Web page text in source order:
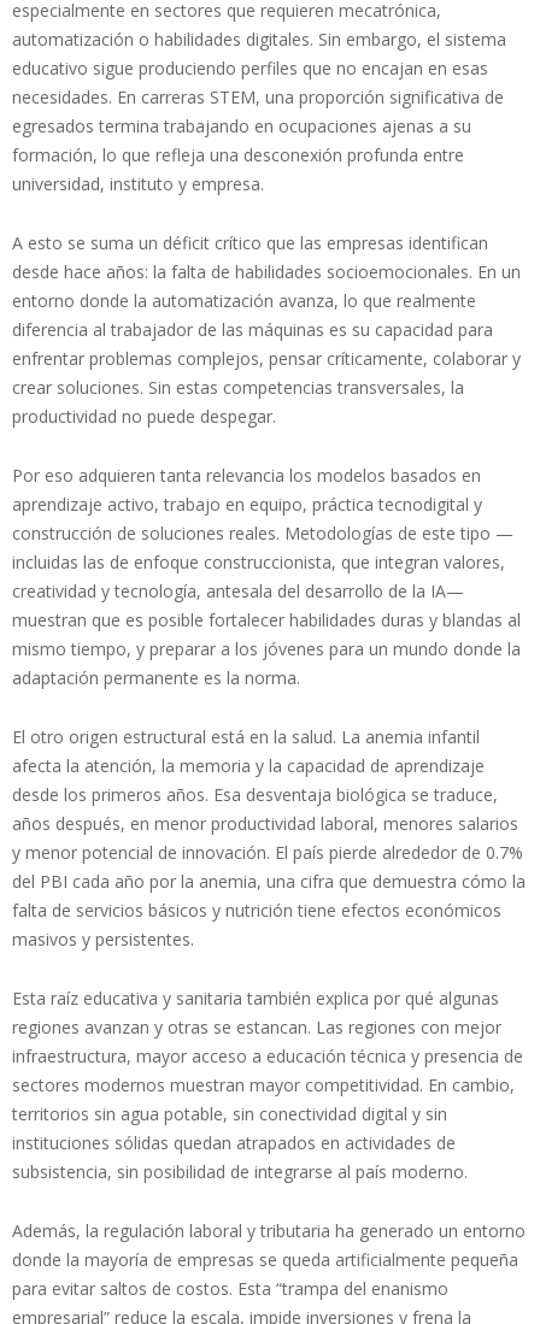
especialmente en sectores que requieren mecatrónica,
automatización o habilidades digitales. Sin embargo, el sistema
educativo sigue produciendo perfiles que no encajan en esas
necesidades. En carreras STEM, una proporción significativa de
egresados termina trabajando en ocupaciones ajenas a su
formación, lo que refleja una desconexión profunda entre
universidad, instituto y empresa.
A esto se suma un déficit crítico que las empresas identifican
desde hace años: la falta de habilidades socioemocionales. En un
entorno donde la automatización avanza, lo que realmente
diferencia al trabajador de las máquinas es su capacidad para
enfrentar problemas complejos, pensar críticamente, colaborar y
crear soluciones. Sin estas competencias transversales, la
productividad no puede despegar.
Por eso adquieren tanta relevancia los modelos basados en
aprendizaje activo, trabajo en equipo, práctica tecnodigital y
construcción de soluciones reales. Metodologías de este tipo —
incluidas las de enfoque construccionista, que integran valores,
creatividad y tecnología, antesala del desarrollo de la IA—
muestran que es posible fortalecer habilidades duras y blandas al
mismo tiempo, y preparar a los jóvenes para un mundo donde la
adaptación permanente es la norma.
El otro origen estructural está en la salud. La anemia infantil
afecta la atención, la memoria y la capacidad de aprendizaje
desde los primeros años. Esa desventaja biológica se traduce,
años después, en menor productividad laboral, menores salarios
y menor potencial de innovación. El país pierde alrededor de 0.7%
del PBI cada año por la anemia, una cifra que demuestra cómo la
falta de servicios básicos y nutrición tiene efectos económicos
masivos y persistentes.
Esta raíz educativa y sanitaria también explica por qué algunas
regiones avanzan y otras se estancan. Las regiones con mejor
infraestructura, mayor acceso a educación técnica y presencia de
sectores modernos muestran mayor competitividad. En cambio,
territorios sin agua potable, sin conectividad digital y sin
instituciones sólidas quedan atrapados en actividades de
subsistencia, sin posibilidad de integrarse al país moderno.
Además, la regulación laboral y tributaria ha generado un entorno
donde la mayoría de empresas se queda artificialmente pequeña
para evitar saltos de costos. Esta “trampa del enanismo
empresarial” reduce la escala, impide inversiones y frena la